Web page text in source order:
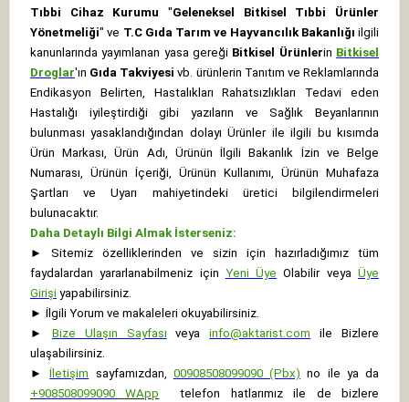
Tıbbi Cihaz Kurumu "Geleneksel Bitkisel Tıbbi Ürünler
Yönetmeliği" ve T.C Gıda Tarım ve Hayvancılık Bakanlığı ilgili
kanunlarında yayımlanan yasa gereği Bitkisel Ürünlerin Bitkisel
Droglar'ın Gıda Takviyesi vb. ürünlerin Tanıtım ve Reklamlarında
Endikasyon Belirten, Hastalıkları Rahatsızlıkları Tedavi eden
Hastalığı iyileştirdiği gibi yazıların ve Sağlık Beyanlarının
bulunması yasaklandığından dolayı Ürünler ile ilgili bu kısımda
Ürün Markası, Ürün Adı, Ürünün İlgili Bakanlık İzin ve Belge
Numarası, Ürünün İçeriği, Ürünün Kullanımı, Ürünün Muhafaza
Şartları ve Uyarı mahiyetindeki üretici bilgilendirmeleri
bulunacaktır.
Daha Detaylı Bilgi Almak İsterseniz:
►
Sitemiz özelliklerinden ve sizin için hazırladığımız tüm
faydalardan yararlanabilmeniz için Yeni Üye Olabilir veyaÜye
Girişi yapabilirsiniz.
► İlgili Yorum ve makaleleri okuyabilirsiniz.
►
Bize Ulaşın Sayfası veya info@aktarist.com
ile Bizlere
ulaşabilirsiniz.
►
İletişim sayfamızdan, 00908508099090 (Pbx) no ile ya da
+908508099090 WApp
telefon hatlarımız ile de bizlere